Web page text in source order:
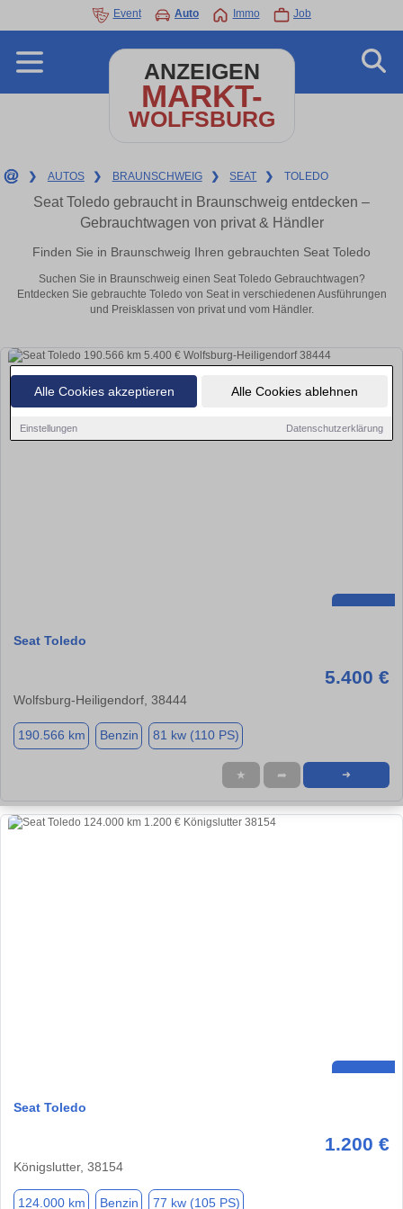
Alle Cookies akzeptieren Alle Cookies ablehnen
Einstellungen Datenschutzerklärung
Event Auto Immo Job
ANZEIGEN
MARKT-
WOLFSBURG
❯ AUTOS ❯ BRAUNSCHWEIG ❯ SEAT ❯ TOLEDO
Seat Toledo gebraucht in Braunschweig entdecken –
Gebrauchtwagen von privat & Händler
Finden Sie in Braunschweig Ihren gebrauchten Seat Toledo
Suchen Sie in Braunschweig einen Seat Toledo Gebrauchtwagen?
Entdecken Sie gebrauchte Toledo von Seat in verschiedenen Ausführungen
und Preisklassen von privat und vom Händler.
Seat Toledo
5.400 €
Wolfsburg-Heiligendorf, 38444
190.566 km Benzin 81 kw (110 PS)
★ ➦ ➜
Seat Toledo
1.200 €
Königslutter, 38154
124.000 km Benzin 77 kw (105 PS)